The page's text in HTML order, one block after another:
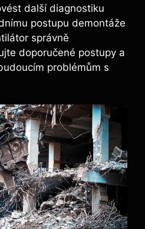
další diagnostiku
postupu demontáže
správně
doporučené postupy a
problémům s